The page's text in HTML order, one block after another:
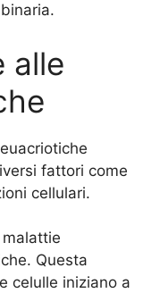
alle
fattori come
cellulari.
Questa
celulle iniziano a